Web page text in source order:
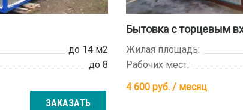
до 14 м2
до 8
ЗАКАЗАТЬ
Бытовка с торцевым
Жилая площадь:
Рабочих мест:
4 600руб. / месяц